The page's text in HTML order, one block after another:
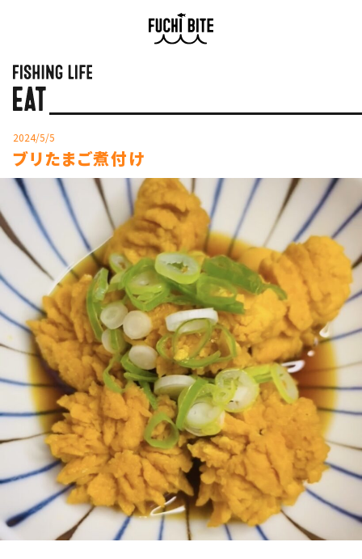
2024/5/5
ブリたまご煮付け